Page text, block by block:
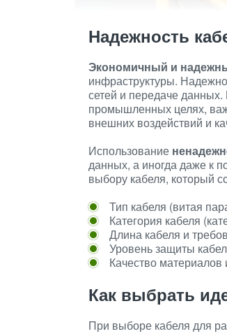
Надежность
Экономичный и
инфраструктуры.
сетей и передаче
промышленных целях,
внешних воздействий и
Использование
данных, а иногда даже к
выбору кабеля, который
Тип кабеля (витая
Категория кабеля
Длина кабеля и
Уровень защиты
Качество материалов
Как выбрать
При выборе кабеля для